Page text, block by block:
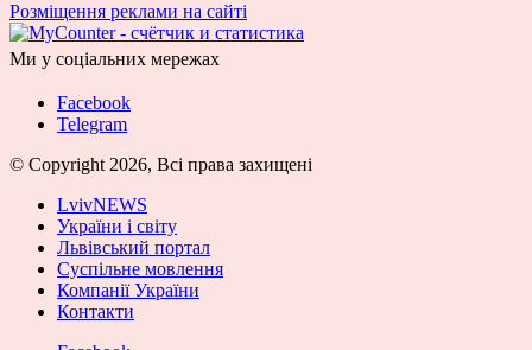
Розміщення реклами на сайті
Ми у соціальних мережах
Facebook
Telegram
© Copyright 2026, Всі права захищені
LvivNEWS
України і світу
Львівський портал
Суспільне мовлення
Компанії України
Контакти